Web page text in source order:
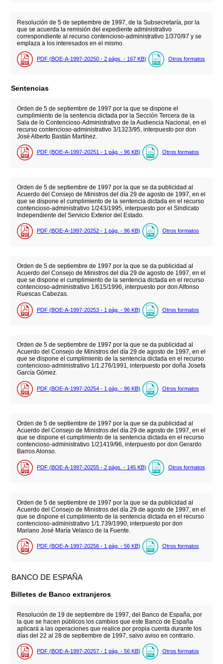
Resolución de 5 de septiembre de 1997, de la Subsecretaría, por la
que se acuerda la remisión del expediente administrativo
correspondiente al recurso contencioso-administrativo 1/370/97 y se
emplaza a los interesados en el mismo.
PDF (BOE-A-1997-20250 - 2 págs. - 167 KB) Otros formatos
Sentencias
Orden de 5 de septiembre de 1997 por la que se dispone el
cumplimiento de la sentencia dictada por la Sección Tercera de la
Sala de lo Contencioso-Administrativo de la Audiencia Nacional, en el
recurso contencioso-administrativo 3/1323/95, interpuesto por don
José Alberto Bastán Martínez.
PDF (BOE-A-1997-20251 - 1 pág. - 96 KB) Otros formatos
Orden de 5 de septiembre de 1997 por la que se da publicidad al
Acuerdo del Consejo de Ministros del día 29 de agosto de 1997, en el
que se dispone el cumplimiento de la sentencia dictada en el recurso
contencioso-administrativo 1/243/1995, interpuesto por el Sindicato
Independiente del Servicio Exterior del Estado.
PDF (BOE-A-1997-20252 - 1 pág. - 96 KB) Otros formatos
Orden de 5 de septiembre de 1997 por la que se da publicidad al
Acuerdo del Consejo de Ministros del día 29 de agosto de 1997, en el
que se dispone el cumplimiento de la sentencia dictada en el recurso
contencioso-administrativo 1/615/1996, interpuesto por don Alfonso
Ruescas Cabezas.
PDF (BOE-A-1997-20253 - 1 pág. - 96 KB) Otros formatos
Orden de 5 de septiembre de 1997 por la que se da publicidad al
Acuerdo del Consejo de Ministros del día 29 de agosto de 1997, en el
que se dispone el cumplimiento de la sentencia dictada en el recurso
contencioso-administrativo 1/1.276/1991, interpuesto por doña Josefa
García Gómez.
PDF (BOE-A-1997-20254 - 1 pág. - 96 KB) Otros formatos
Orden de 5 de septiembre de 1997 por la que se da publicidad al
Acuerdo del Consejo de Ministros del día 29 de agosto de 1997, en el
que se dispone el cumplimiento de la sentencia dictada en el recurso
contencioso-administrativo 1/21419/96, interpuesto por don Gerardo
Barros Alonso.
PDF (BOE-A-1997-20255 - 2 págs. - 145 KB) Otros formatos
Orden de 5 de septiembre de 1997 por la que se da publicidad al
Acuerdo del Consejo de Ministros del día 29 de agosto de 1997, en el
que se dispone el cumplimiento de la sentencia dictada en el recurso
contencioso-administrativo 1/1.739/1990, interpuesto por don
Mariano José María Velasco de la Fuente.
PDF (BOE-A-1997-20256 - 1 pág. - 56 KB) Otros formatos
BANCO DE ESPAÑA
Billetes de Banco extranjeros
Resolución de 19 de septiembre de 1997, del Banco de España, por
la que se hacen públicos los cambios que este Banco de España
aplicará a las operaciones que realice por propia cuenta durante los
días del 22 al 28 de septiembre de 1997, salvo aviso en contrario.
PDF (BOE-A-1997-20257 - 1 pág. - 56 KB) Otros formatos